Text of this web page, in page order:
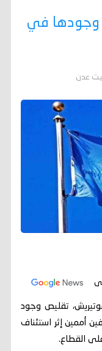
وجودها في
غوتيريش، تقليص وجود
أممين إثر استئناف
على القطاع.